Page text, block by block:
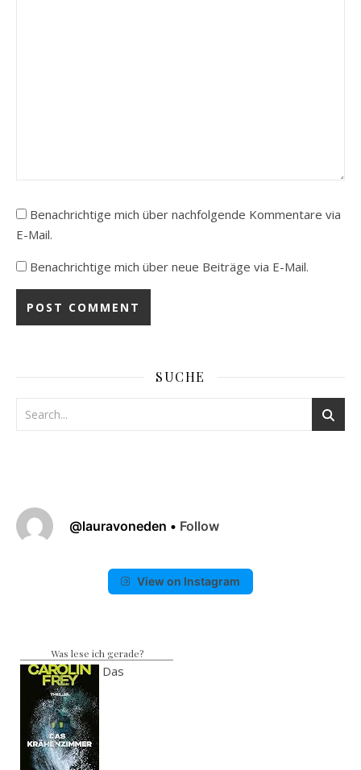
Benachrichtige mich über nachfolgende Kommentare via
E-Mail.
Benachrichtige mich über neue Beiträge via E-Mail.
SUCHE
@lauravoneden • Follow
View on Instagram
Was lese ich gerade?
Das